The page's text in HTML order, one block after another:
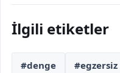
İlgili etiketler
#denge #egzersiz